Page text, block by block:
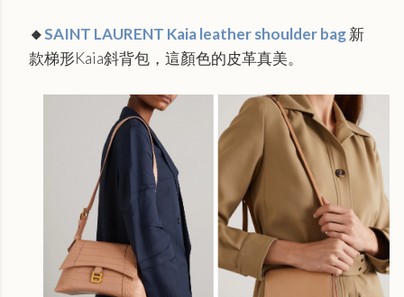
🔸SAINT LAURENT Kaia leather shoulder bag新
款梯形Kaia斜背包，這顏色的皮革真美。